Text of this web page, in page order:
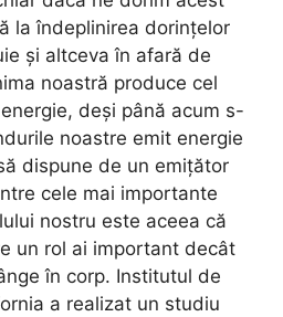
la îndeplinirea dorințelor
și altceva în afară de
noastră produce cel
deși până acum s-
noastre emit energie
dispune de un emițător
cele mai importante
nostru este aceea că
un rol ai important decât
în corp. Institutul de
a realizat un studiu